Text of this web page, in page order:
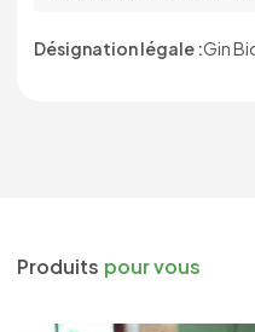
Désignation légale :Gin
Produits pour vous